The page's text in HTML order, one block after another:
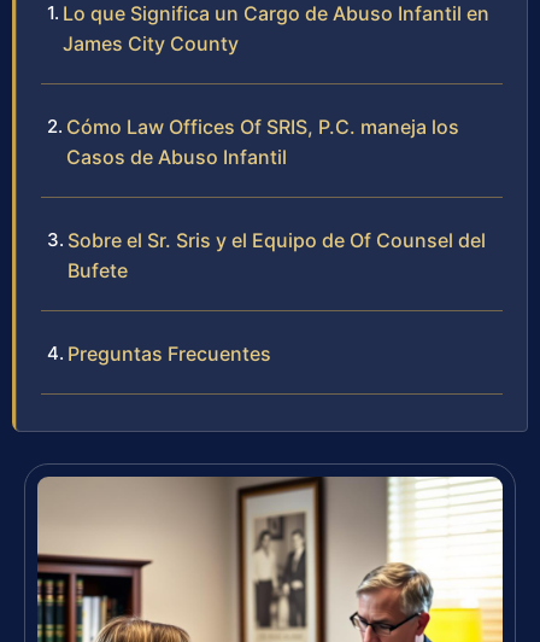
Lo que Significa un Cargo de Abuso Infantil en
James City County
Cómo Law Offices Of SRIS, P.C. maneja los
Casos de Abuso Infantil
Sobre el Sr. Sris y el Equipo de Of Counsel del
Bufete
Preguntas Frecuentes